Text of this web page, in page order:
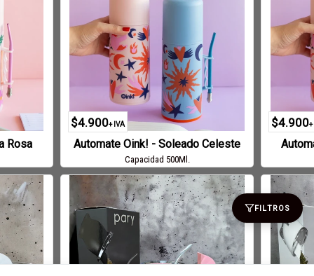
FILTROS
Rosa
$4.900+ IVA
Automate Oink! - Soleado Celeste
Capacidad 500Ml.
$4.900